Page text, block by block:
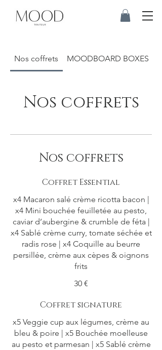
Nos coffrets MOODBOARD BOXES
Nos coffrets
Nos coffrets
Coffret Essential
x4 Macaron salé crème ricotta bacon |
x4 Mini bouchée feuilletée au pesto,
caviar d’aubergine & crumble de féta |
x4 Sablé crème curry, tomate séchée et
radis rose | x4 Coquille au beurre
persillée, crème aux cèpes & oignons
frits
30 €
Coffret signature
x5 Veggie cup aux légumes, crème au
bleu & poire | x5 Bouchée moelleuse
au pesto et parmesan | x5 Sablé crème